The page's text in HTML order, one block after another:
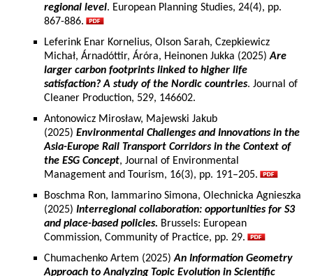
regional level. European Planning Studies, 24(4), pp.
867-886.
Leferink Enar Kornelius, Olson Sarah, Czepkiewicz
Michał, Árnadóttir, Áróra, Heinonen Jukka (2025)Are
larger carbon footprints linked to higher life
satisfaction? A study of the Nordic countries. Journal of
Cleaner Production, 529, 146602.
Antonowicz Mirosław, Majewski Jakub
(2025) Environmental Challenges and Innovations in the
Asia-Europe Rail Transport Corridors in the Context of
the ESG Concept, Journal of Environmental
Management and Tourism, 16(3), pp. 191–205.
Boschma Ron, Iammarino Simona, Olechnicka Agnieszka
(2025) Interregional collaboration: opportunities for S3
and place-based policies. Brussels: European
Commission, Community of Practice, pp. 29.
Chumachenko Artem (2025)An Information Geometry
Approach to Analyzing Topic Evolution in Scientific